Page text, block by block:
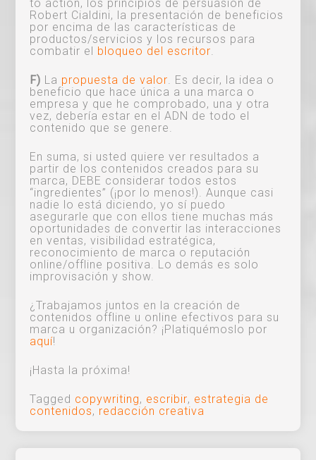
to action, los principios de persuasión de
Robert Cialdini, la presentación de beneficios
por encima de las características de
productos/servicios y los recursos para
combatir el bloqueo del escritor.
F) La propuesta de valor. Es decir, la idea o
beneficio que hace única a una marca o
empresa y que he comprobado, una y otra
vez, debería estar en el ADN de todo el
contenido que se genere.
En suma, si usted quiere ver resultados a
partir de los contenidos creados para su
marca, DEBE considerar todos estos
“ingredientes” (¡por lo menos!). Aunque casi
nadie lo está diciendo, yo sí puedo
asegurarle que con ellos tiene muchas más
oportunidades de convertir las interacciones
en ventas, visibilidad estratégica,
reconocimiento de marca o reputación
online/offline positiva. Lo demás es solo
improvisación y show.
¿Trabajamos juntos en la creación de
contenidos offline u online efectivos para su
marca u organización? ¡Platiquémoslo por
aquí!
¡Hasta la próxima!
Tagged copywriting, escribir, estrategia de
contenidos, redacción creativa